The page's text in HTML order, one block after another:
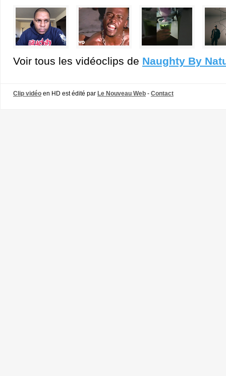
Voir tous les vidéoclips de Naughty By
Clip vidéo en HD est édité par Le Nouveau Web - Contact